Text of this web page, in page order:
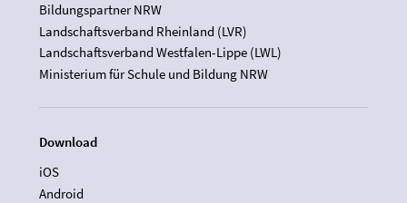
Bildungspartner NRW
Landschaftsverband Rheinland (LVR)
Landschaftsverband Westfalen-Lippe (LWL)
Ministerium für Schule und Bildung NRW
Download
iOS
Android